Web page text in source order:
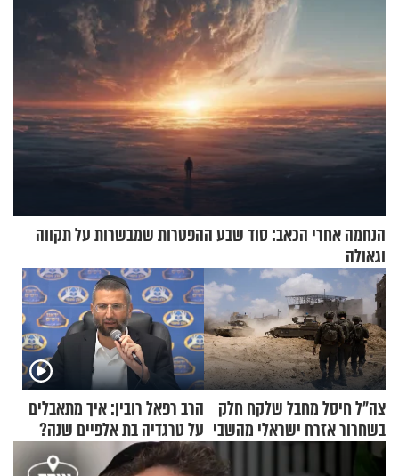
הנחמה אחרי הכאב: סוד שבע ההפטרות שמבשרות על תקווה
וגאולה
צה"ל חיסל מחבל שלקח חלק
בשחרור אזרח ישראלי מהשבי
הרב רפאל רובין: איך מתאבלים
על טרגדיה בת אלפיים שנה?